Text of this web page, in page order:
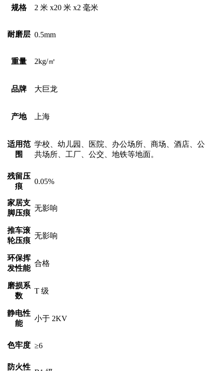
规格 2 米 x20 米 x2 毫米
耐磨层 0.5mm
重量 2kg/㎡
品牌 大巨龙
产地 上海
适用范
围
学校、幼儿园、医院、办公场所、商场、酒店、公
共场所、工厂、公交、地铁等地面。
残留压
痕
0.05%
家居支
脚压痕
无影响
推车滚
轮压痕
无影响
环保挥
发性能
合格
磨损系
数
T 级
静电性
能
小于 2KV
色牢度 ≥6
防火性